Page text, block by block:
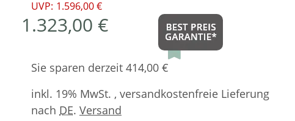
UVP: 1.596,00 €
1.323,00 €
Sie sparen derzeit 414,00 €
inkl. 19% MwSt. , versandkostenfreie Lieferung
nach DE. Versand